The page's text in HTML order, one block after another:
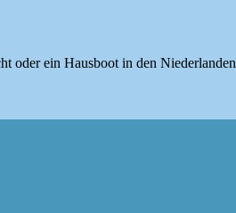
oder ein Hausboot in den Niederlanden